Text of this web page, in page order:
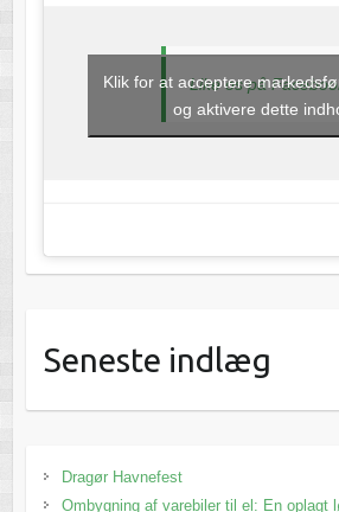
Like os på
Klik for at acceptere
og aktivere dette
Seneste indlæg
Dragør Havnefest
Ombygning af varebiler til el: En oplagt